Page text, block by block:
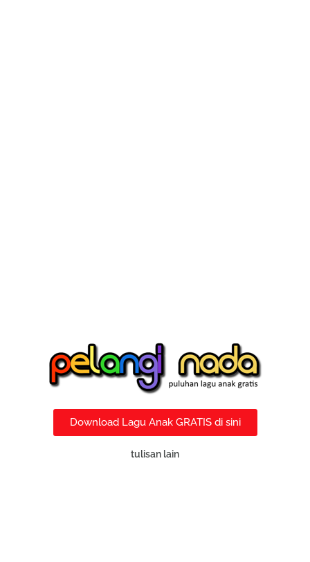
Download Lagu Anak GRATIS di sini
tulisan lain